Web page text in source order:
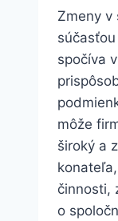
Zmeny v
spočíva
môže
široký a
činnosti,
o